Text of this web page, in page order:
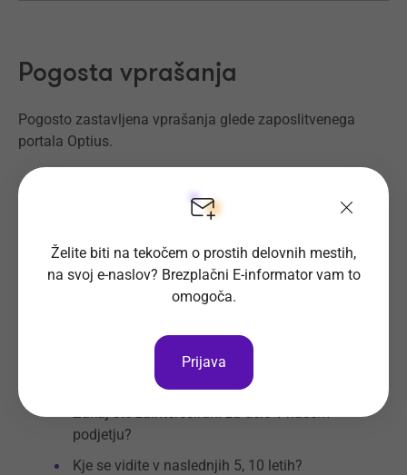
Pogosta vprašanja
Pogosto zastavljena vprašanja glede zaposlitvenega
portala Optius.
Vsa pogosta vprašanja
50 najpogostejših vprašanj na razgovoru.
Naštetje mi vaše prednosti.
Naštejte mi vaše slabosti.
Zakaj ste zainteresirani za delo v našem
podjetju?
Kje se vidite v naslednjih 5, 10 letih?
Želite biti na tekočem o prostih delovnih mestih,
na svoj e-naslov? Brezplačni E-informator vam to
omogoča.
Prijava